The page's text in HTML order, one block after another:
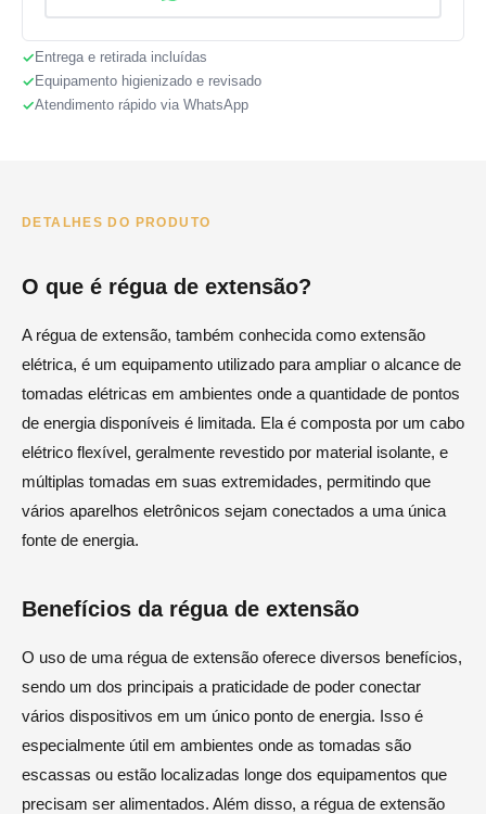
Entrega e retirada incluídas
Equipamento higienizado e revisado
Atendimento rápido via WhatsApp
DETALHES DO PRODUTO
O que é régua de extensão?
A régua de extensão, também conhecida como extensão
elétrica, é um equipamento utilizado para ampliar o alcance de
tomadas elétricas em ambientes onde a quantidade de pontos
de energia disponíveis é limitada. Ela é composta por um cabo
elétrico flexível, geralmente revestido por material isolante, e
múltiplas tomadas em suas extremidades, permitindo que
vários aparelhos eletrônicos sejam conectados a uma única
fonte de energia.
Benefícios da régua de extensão
O uso de uma régua de extensão oferece diversos benefícios,
sendo um dos principais a praticidade de poder conectar
vários dispositivos em um único ponto de energia. Isso é
especialmente útil em ambientes onde as tomadas são
escassas ou estão localizadas longe dos equipamentos que
precisam ser alimentados. Além disso, a régua de extensão